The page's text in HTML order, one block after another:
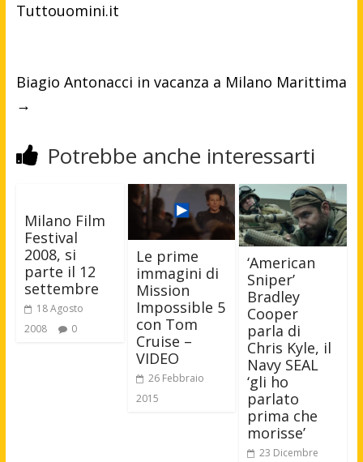
Tuttouomini.it
Biagio Antonacci in vacanza a Milano Marittima
→
Potrebbe anche interessarti
Milano Film
Festival
2008, si
parte il 12
settembre
18 Agosto
2008
0
Le prime
immagini di
Mission
Impossible 5
con Tom
Cruise –
VIDEO
26 Febbraio
2015
‘American
Sniper’
Bradley
Cooper
parla di
Chris Kyle, il
Navy SEAL
‘gli ho
parlato
prima che
morisse’
23 Dicembre